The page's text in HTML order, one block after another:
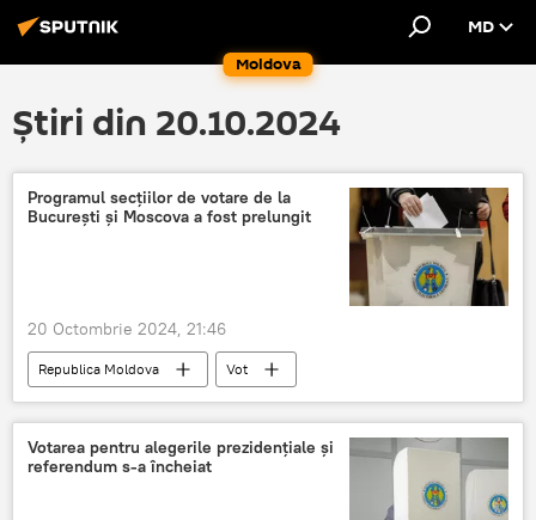
Moldova
MD
Știri din 20.10.2024
Programul secțiilor de votare de la
București și Moscova a fost prelungit
20 Octombrie 2024, 21:46
Republica Moldova
Vot
prezența la vot
drept de vot
Votarea pentru alegerile prezidențiale și
referendum s-a încheiat